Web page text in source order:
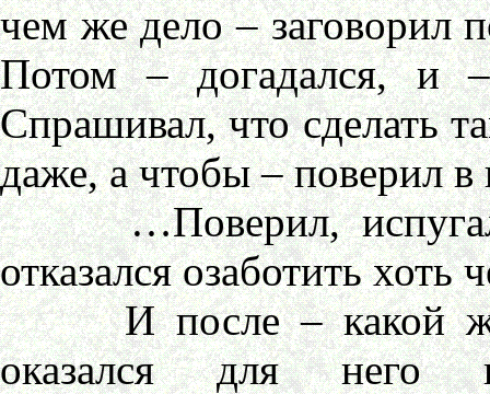
чем же дело – заговорил
Потом – догадался, и –
Спрашивал, что сделать
даже, а чтобы – поверил в
…Поверил, испугался
отказался озаботить
И после – какой же
оказался для него